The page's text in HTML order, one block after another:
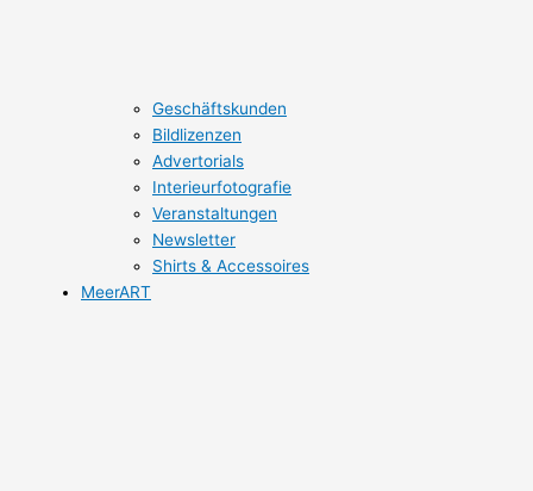
Geschäftskunden
Bildlizenzen
Advertorials
Interieurfotografie
Veranstaltungen
Newsletter
Shirts & Accessoires
MeerART